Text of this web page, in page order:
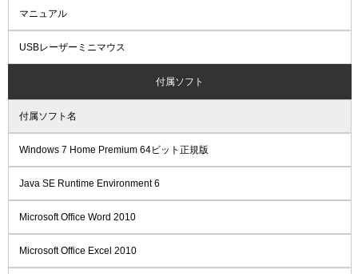
マニュアル
USBレーザーミニマウス
付属ソフト
付属ソフト名
Windows 7 Home Premium 64ビット正規版
Java SE Runtime Environment 6
Microsoft Office Word 2010
Microsoft Office Excel 2010